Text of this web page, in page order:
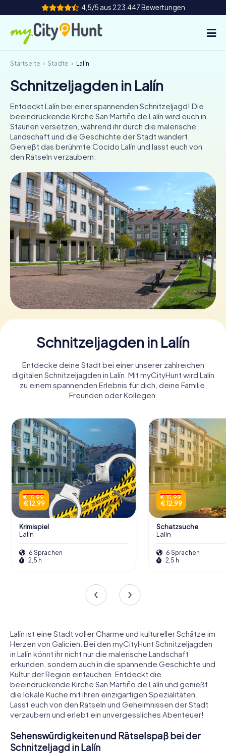
4,5/5 aus 223.447 Bewertungen
So funktioniert's
Städte
Touren
Teamevent
Tickets
INT AT CH
ES
FR
IE
IT
NL
Tickets buchen
Gutscheine bestellen
Startseite Städte Lalín
Schnitzeljagden in Lalín
Entdeckt Lalín bei einer spannenden Schnitzeljagd! Die
beeindruckende Kirche San Martiño de Lalín wird euch in
Staunen versetzen, während ihr durch die malerische
Landschaft und die Geschichte der Stadt wandert.
Genießt das berühmte Cocido Lalín und lasst euch von
den Rätseln verzaubern.
Schnitzeljagden in Lalín
Entdecke deine Stadt bei einer unserer zahlreichen
digitalen Schnitzeljagden in Lalín. Mit myCityHunt wird Lalín
zu einem spannenden Erlebnis für dich, deine Familie,
Freunden oder Kollegen.
€ 15,99
€ 12,99
Krimispiel
Lalín
6 Sprachen
2,5 h
€ 15,99
€ 12,99
Schatzsuche
Lalín
6 Sprachen
2,5 h
Lalín ist eine Stadt voller Charme und kultureller Schätze im
Herzen von Galicien. Bei den myCityHunt Schnitzeljagden
in Lalín könnt ihr nicht nur die malerische Landschaft
erkunden, sondern auch in die spannende Geschichte und
Kultur der Region eintauchen. Entdeckt die
beeindruckende Kirche San Martiño de Lalín und genießt
die lokale Küche mit ihren einzigartigen Spezialitäten.
Lasst euch von den Rätseln und Geheimnissen der Stadt
verzaubern und erlebt ein unvergessliches Abenteuer!
Sehenswürdigkeiten und Rätselspaß bei der
Schnitzeljagd in Lalín